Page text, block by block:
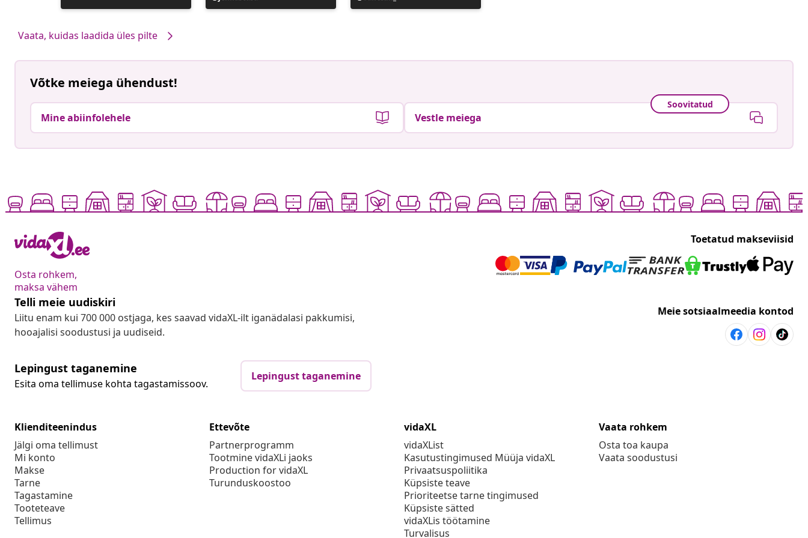
avaldatud
avaldatud
Vaata, kuidas laadida üles pilte
Võtke meiega ühendust!
Mine abiinfolehele
Soovitatud
Vestle meiega
Osta rohkem,
maksa vähem
Toetatud makseviisid
Telli meie uudiskiri
Liitu enam kui 700 000 ostjaga, kes saavad vidaXL-ilt iganädalasi pakkumisi,
hooajalisi soodustusi ja uudiseid.
Meie sotsiaalmeedia kontod
Lepingust taganemine
Esita oma tellimuse kohta tagastamissoov.
Lepingust taganemine
Klienditeenindus
Jälgi oma tellimust
Mi konto
Makse
Tarne
Tagastamine
Tooteteave
Tellimus
Ettevõte
Partnerprogramm
Tootmine vidaXLi jaoks
Production for vidaXL
Turunduskoostoo
vidaXL
vidaXList
Kasutustingimused Müüja vidaXL
Privaatsuspoliitika
Küpsiste teave
Prioriteetse tarne tingimused
Küpsiste sätted
vidaXLis töötamine
Turvalisus
Vaata rohkem
Osta toa kaupa
Vaata soodustusi